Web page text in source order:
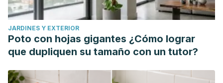
desde la perspectiva del psicoanálisis relacional: a la
búsqueda de la responsividad óptima.Revista
Internacional Psicoanalítica Aperturas
JARDINES Y EXTERIOR
Poto con hojas gigantes ¿Cómo lograr
que dupliquen su tamaño con un tutor?